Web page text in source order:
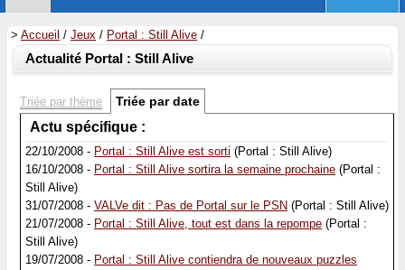
> Accueil / Jeux / Portal : Still Alive /
Actualité Portal : Still Alive
Triée par thème Triée par date
Actu spécifique :
22/10/2008 - Portal : Still Alive est sorti (Portal : Still Alive)
16/10/2008 - Portal : Still Alive sortira la semaine prochaine (Portal :
Still Alive)
31/07/2008 - VALVe dit : Pas de Portal sur le PSN (Portal : Still Alive)
21/07/2008 - Portal : Still Alive, tout est dans la repompe (Portal :
Still Alive)
19/07/2008 - Portal : Still Alive contiendra de nouveaux puzzles